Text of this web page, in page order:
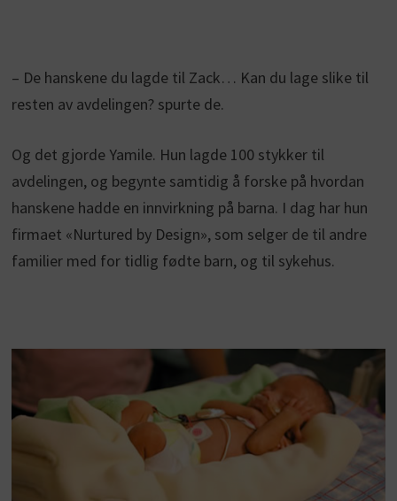
– De hanskene du lagde til Zack… Kan du lage slike til
resten av avdelingen? spurte de.
Og det gjorde Yamile. Hun lagde 100 stykker til
avdelingen, og begynte samtidig å forske på hvordan
hanskene hadde en innvirkning på barna. I dag har hun
firmaet «Nurtured by Design», som selger de til andre
familier med for tidlig fødte barn, og til sykehus.